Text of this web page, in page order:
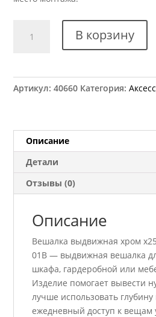
товара
x250
WSD250-
01B
В корзину
Артикул:40660 Категория:
Описание
Детали
Отзывы (0)
Описание
Вешалка выдвижная хром
01B — выдвижная вешалка
шкафа, гардеробной или
Изделие помогает вывести
лучше использовать глубину
ежедневный доступ к вещам